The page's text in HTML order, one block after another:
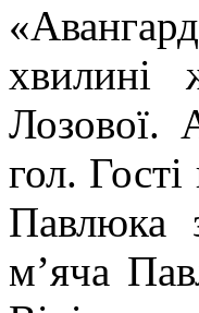
хвилині
Лозової.
гол.
Павлюка
м’яча